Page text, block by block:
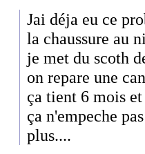
Jai déja eu ce
la chaussure au
je met du scoth
on repare une
ça tient 6 mois
ça n'empeche
plus....